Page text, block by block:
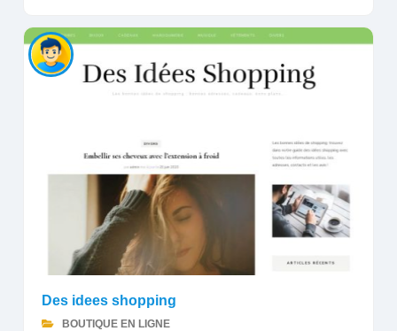
Des idees shopping
BOUTIQUE EN LIGNE